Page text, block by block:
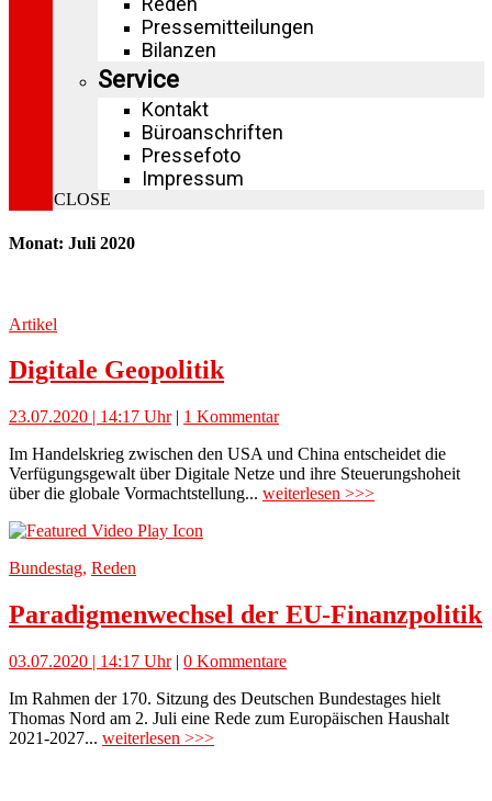
Pressemitteilungen
Bilanzen
Service
Kontakt
Büroanschriften
Pressefoto
Impressum
CLOSE
Monat: Juli 2020
Artikel
Digitale Geopolitik
23.07.2020 | 14:17 Uhr| 1 Kommentar
Im Handelskrieg zwischen den USA und China entscheidet die
Verfügungsgewalt über Digitale Netze und ihre Steuerungshoheit
über die globale Vormachtstellung... weiterlesen >>>
Bundestag, Reden
Paradigmenwechsel der EU-Finanzpolitik
03.07.2020 | 14:17 Uhr| 0 Kommentare
Im Rahmen der 170. Sitzung des Deutschen Bundestages hielt
Thomas Nord am 2. Juli eine Rede zum Europäischen Haushalt
2021-2027... weiterlesen >>>